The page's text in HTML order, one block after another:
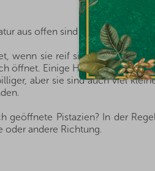
aus offen sind und andere
wenn sie reif sind, was in der
öffnet. Einige Händler
aber sie sind auch viel
geöffnete Pistazien? In der
oder andere Richtung.